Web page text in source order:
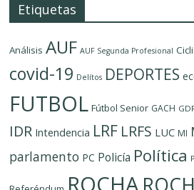
Etiquetas
Análisis AUF AUF Segunda Profesional
covid-19 Delítos DEPORTES
FUTBOL Fútbol Senior GACH
IDR Intendencia LRF LRFS LUC MI
parlamento PC Policía Política